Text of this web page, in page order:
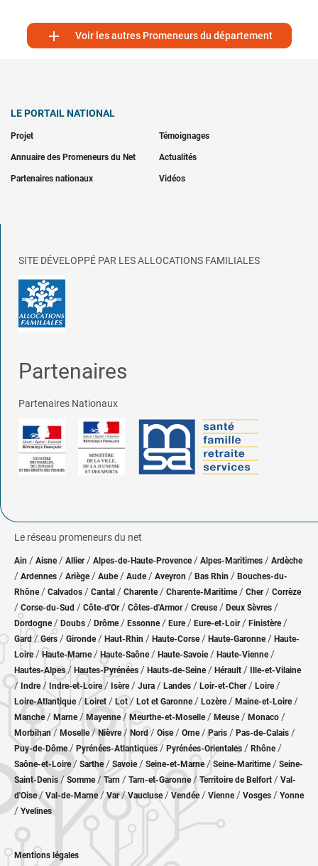
 Voir les autres Promeneurs du département
LE PORTAIL NATIONAL
Projet Témoignages
Annuaire des Promeneurs du Net Actualités
Partenaires nationaux Vidéos
SITE DÉVELOPPÉ PAR LES ALLOCATIONS FAMILIALES
Partenaires
Partenaires Nationaux
Le réseau promeneurs du net
Ain / Aisne/ Allier/ Alpes-de-Haute-Provence / Alpes-Maritimes / Ardèche
/ Ardennes / Ariège/ Aube/ Aude / Aveyron / Bas Rhin / Bouches-du-
Rhône/ Calvados / Cantal / Charente / Charente-Maritime/ Cher / Corrèze
/ Corse-du-Sud / Côte-d'Or / Côtes-d'Armor/ Creuse/ Deux Sèvres /
Dordogne/ Doubs / Drôme/ Essonne / Eure/ Eure-et-Loir / Finistère/
Gard/Gers / Gironde/ Haut-Rhin / Haute-Corse/ Haute-Garonne/ Haute-
Loire/Haute-Marne/ Haute-Saône/ Haute-Savoie/ Haute-Vienne/
Hautes-Alpes/ Hautes-Pyrénées / Hauts-de-Seine/ Hérault / Ille-et-Vilaine
/ Indre/ Indre-et-Loire/ Isère/ Jura / Landes / Loir-et-Cher/ Loire/
Loire-Atlantique/ Loiret / Lot/ Lot et Garonne/ Lozère / Maine-et-Loire/
Manche/ Marne/ Mayenne/ Meurthe-et-Moselle/ Meuse/ Monaco /
Morbihan/ Moselle/ Nièvre / Nord/ Oise / Orne/Paris / Pas-de-Calais /
Puy-de-Dôme/ Pyrénées-Atlantiques / Pyrénées-Orientales / Rhône/
Saône-et-Loire/ Sarthe/ Savoie/ Seine-et-Marne/ Seine-Maritime/ Seine-
Saint-Denis /Somme/ Tarn / Tarn-et-Garonne/Territoire de Belfort / Val-
d'Oise/ Val-de-Marne/Var/Vaucluse/ Vendée/ Vienne/ Vosges / Yonne
/ Yvelines
Mentions légales